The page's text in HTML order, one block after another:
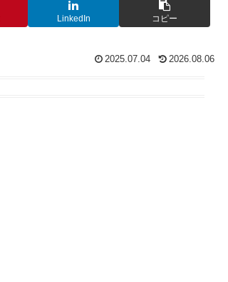
LinkedIn コピー
2025.07.04 2026.08.06